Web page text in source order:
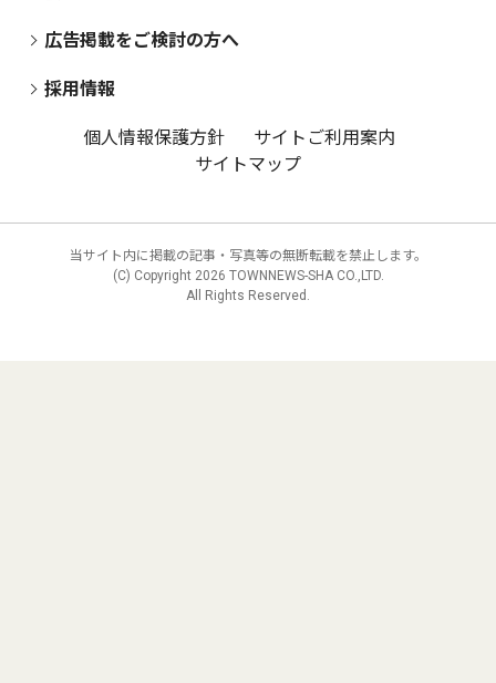
広告掲載をご検討の方へ
採用情報
個人情報保護方針
サイトご利用案内
サイトマップ
当サイト内に掲載の記事・写真等の無断転載を禁止します。
(C) Copyright 2026 TOWNNEWS-SHA CO.,LTD.
All Rights Reserved.